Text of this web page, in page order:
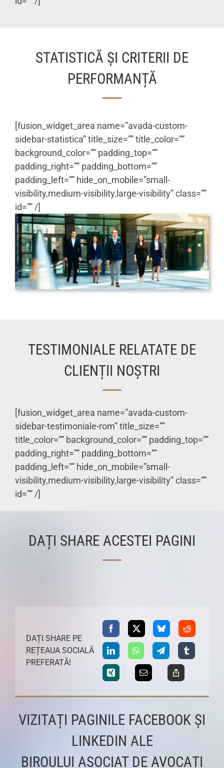
STATISTICĂ ȘI CRITERII DE
PERFORMANȚĂ
[fusion_widget_area name=”avada-custom-
sidebar-statistica” title_size=”” title_color=””
background_color=”” padding_top=””
padding_right=”” padding_bottom=””
padding_left=”” hide_on_mobile=”small-
visibility,medium-visibility,large-visibility” class=””
id=”” /]
TESTIMONIALE RELATATE DE
CLIENȚII NOȘTRI
[fusion_widget_area name=”avada-custom-
sidebar-testimoniale-rom” title_size=””
title_color=”” background_color=”” padding_top=””
padding_right=”” padding_bottom=””
padding_left=”” hide_on_mobile=”small-
visibility,medium-visibility,large-visibility” class=””
id=”” /]
DAȚI SHARE ACESTEI PAGINI
DAȚI SHARE PE
REȚEAUA SOCIALĂ
PREFERATĂ!
VIZITAȚI PAGINILE FACEBOOK ȘI
LINKEDIN ALE
BIROULUI ASOCIAT DE AVOCAȚI